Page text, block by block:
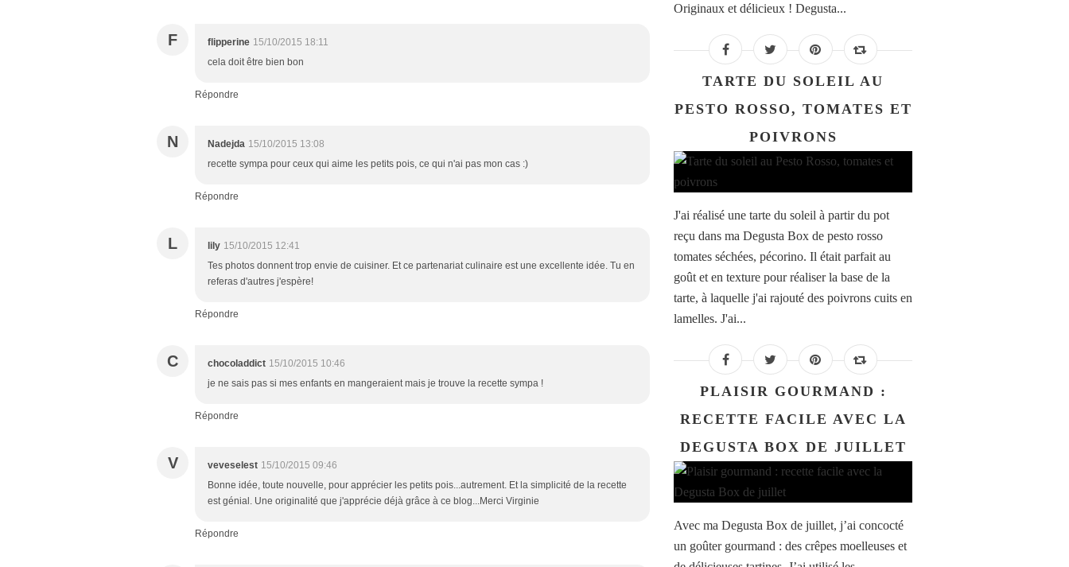
F flipperine 15/10/2015 18:11
cela doit être bien bon
Répondre
N Nadejda 15/10/2015 13:08
recette sympa pour ceux qui aime les petits pois, ce qui n'ai pas mon cas :)
Répondre
L lily 15/10/2015 12:41
Tes photos donnent trop envie de cuisiner. Et ce partenariat culinaire est une excellente idée. Tu en
referas d'autres j'espère!
Répondre
C chocoladdict 15/10/2015 10:46
je ne sais pas si mes enfants en mangeraient mais je trouve la recette sympa !
Répondre
V veveselest 15/10/2015 09:46
Bonne idée, toute nouvelle, pour apprécier les petits pois...autrement. Et la simplicité de la recette
est génial. Une originalité que j'apprécie déjà grâce à ce blog...Merci Virginie
Répondre
Originaux et délicieux ! Degusta...
TARTE DU SOLEIL AU
PESTO ROSSO, TOMATES ET
POIVRONS
J'ai réalisé une tarte du soleil à partir du pot
reçu dans ma Degusta Box de pesto rosso
tomates séchées, pécorino. Il était parfait au
goût et en texture pour réaliser la base de la
tarte, à laquelle j'ai rajouté des poivrons cuits en
lamelles. J'ai...
PLAISIR GOURMAND :
RECETTE FACILE AVEC LA
DEGUSTA BOX DE JUILLET
Avec ma Degusta Box de juillet, j’ai concocté
un goûter gourmand : des crêpes moelleuses et